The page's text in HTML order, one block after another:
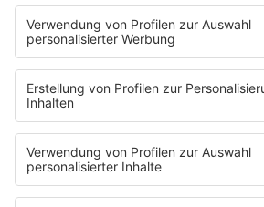
Team
Musik-Tester werden!
Jobline
Streams
Podcasts
Mehr Streams